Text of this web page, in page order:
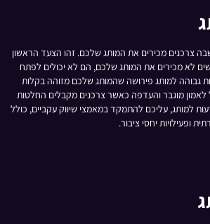
צרכנים מכירים את המותג שלכם. זהו הצעד הראשון
לא מכירים את המותג שלכם, הם לא יכולים לפתח
גבוהה למותג פירושה שהמותג שלכם מזוהה בקלות
לאמון מוגבר והעדפה כאשר צרכנים מקבלים החלטות
למותג, עליכם להתמקד במאמצי שיווק עקביים, כולל
ופעילויות יחסי ציבור.